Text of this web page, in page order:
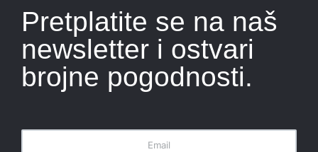
Pretplatite se na naš
newsletter i ostvari
brojne pogodnosti.